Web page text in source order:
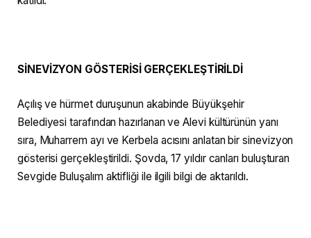
SİNEVİZYON GÖSTERİSİ GERÇEKLEŞTİRİLDİ
Açılış ve hürmet duruşunun akabinde Büyükşehir
Belediyesi tarafından hazırlanan ve Alevi kültürünün yanı
sıra, Muharrem ayı ve Kerbela acısını anlatan bir sinevizyon
gösterisi gerçekleştirildi. Şovda, 17 yıldır canları buluşturan
Sevgide Buluşalım aktifliği ile ilgili bilgi de aktarıldı.